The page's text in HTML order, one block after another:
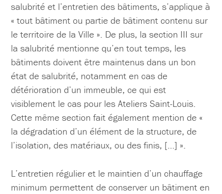
salubrité et l’entretien des bâtiments, s’applique à
« tout bâtiment ou partie de bâtiment contenu sur
le territoire de la Ville ». De plus, la section III sur
la salubrité mentionne qu’en tout temps, les
bâtiments doivent être maintenus dans un bon
état de salubrité, notamment en cas de
détérioration d’un immeuble, ce qui est
visiblement le cas pour les Ateliers Saint-Louis.
Cette même section fait également mention de «
la dégradation d’un élément de la structure, de
l’isolation, des matériaux, ou des finis, […] ».
L’entretien régulier et le maintien d’un chauffage
minimum permettent de conserver un bâtiment en